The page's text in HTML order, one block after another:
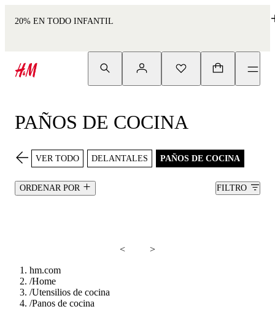
20% EN TODO INFANTIL
PAÑOS DE COCINA
VER TODO DELANTALES PAÑOS DE COCINA
ORDENAR POR FILTRO
<
>
hm.com
/Home
/Utensilios de cocina
/Panos de cocina